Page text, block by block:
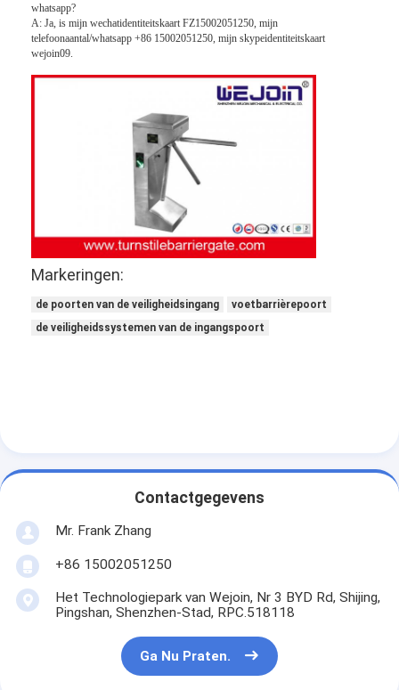
Klep barrière Gate
Swing barrière Gate
Sliding Gate Motor
whatsapp?
A: Ja, is mijn wechatidentiteitskaart FZ15002051250, mijn
telefoonaantal/whatsapp +86 15002051250, mijn skypeidentiteitskaart
wejoin09.
Markeringen:
de poorten van de veiligheidsingang
voetbarrièrepoort
de veiligheidssystemen van de ingangspoort
Contactgegevens
Mr. Frank Zhang
+86 15002051250
Het Technologiepark van Wejoin, Nr 3 BYD Rd, Shijing,
Pingshan, Shenzhen-Stad, RPC.518118
Ga Nu Praten.